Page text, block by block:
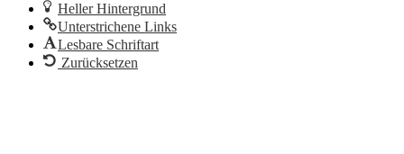
Heller Hintergrund
Unterstrichene Links
Lesbare Schriftart
Zurücksetzen